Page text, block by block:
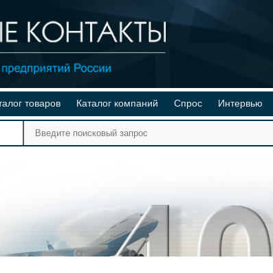
товаров Каталог компаний Спрос Интервью